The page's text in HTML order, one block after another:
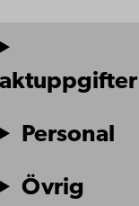
Personal
Övrig